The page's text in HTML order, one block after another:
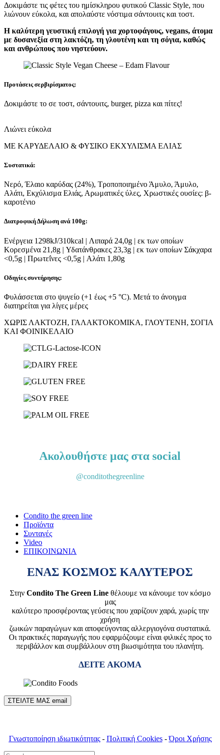
Δοκιμάστε τις φέτες του ημίσκληρου φυτικού Classic Style, που
λιώνουν εύκολα, και απολαύστε νόστιμα σάντουιτς και τοστ.
Η καλύτερη γευστική επιλογή για χορτοφάγους, vegans, άτομα
με δυσανεξία στη λακτόζη, τη γλουτένη και τη σόγια, καθώς
και ανθρώπους που νηστεύουν.
Προτάσεις σερβιρίσματος:
Δοκιμάστε το σε τοστ, σάντουιτς, burger, pizza και πίτες!
Λιώνει εύκολα
ΜΕ ΚΑΡΥΔΕΛΑΙΟ & ΦΥΣΙΚΟ ΕΚΧΥΛΙΣΜΑ ΕΛΙΑΣ
Συστατικά:
Νερό, Έλαιο καρύδας (24%), Τροποποιημένο Άμυλο, Άμυλο,
Αλάτι, Εκχύλισμα Ελιάς, Αρωματικές ύλες, Χρωστικές ουσίες: β-
καροτένιο
Διατροφική Δήλωση ανά 100g:
Ενέργεια 1298kJ/310kcal | Λιπαρά 24,0g | εκ των οποίων
Κορεσμένα 21,8g | Υδατάνθρακες 23,3g | εκ των οποίων Σάκχαρα
<0,5g | Πρωτεΐνες <0,5g | Αλάτι 1,80g
Οδηγίες συντήρησης:
Φυλάσσεται στο ψυγείο (+1 έως +5 °C). Μετά το άνοιγμα
διατηρείται για λίγες μέρες
ΧΩΡΙΣ ΛΑΚΤΟΖΗ, ΓΑΛΑΚΤΟΚΟΜΙΚΑ, ΓΛΟΥΤΕΝΗ, ΣΟΓΙΑ
ΚΑΙ ΦΟΙΝΙΚΕΛΑΙΟ
Ακολουθήστε μας στα social
@conditothegreenline
Condito the green line
Προϊόντα
Συνταγές
Video
ΕΠΙΚΟΙΝΩΝΙΑ
ΕΝΑΣ ΚΟΣΜΟΣ ΚΑΛΥΤΕΡΟΣ
Στην Condito The Green Lineθέλουμε να κάνουμε τον κόσμο
μας
καλύτερο προσφέροντας γεύσεις που χαρίζουν χαρά, χωρίς την
χρήση
ζωικών παραγώγων και αποφεύγοντας αλλεργιογόνα συστατικά.
Οι πρακτικές παραγωγής που εφαρμόζουμε είναι φιλικές προς το
περιβάλλον και συμβάλλουν στη βιωσιμότητα του πλανήτη.
ΔΕΙΤΕ ΑΚΟΜΑ
ΣΤΕΙΛΤΕ ΜΑΣ email
Γνωστοποίηση ιδιωτικότητας- Πολιτική Cookies-Όροι Χρήσης